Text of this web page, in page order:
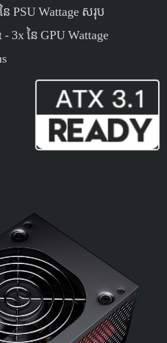
ៃ PSU Wattage សរុប
- 3x នៃ GPU Wattage